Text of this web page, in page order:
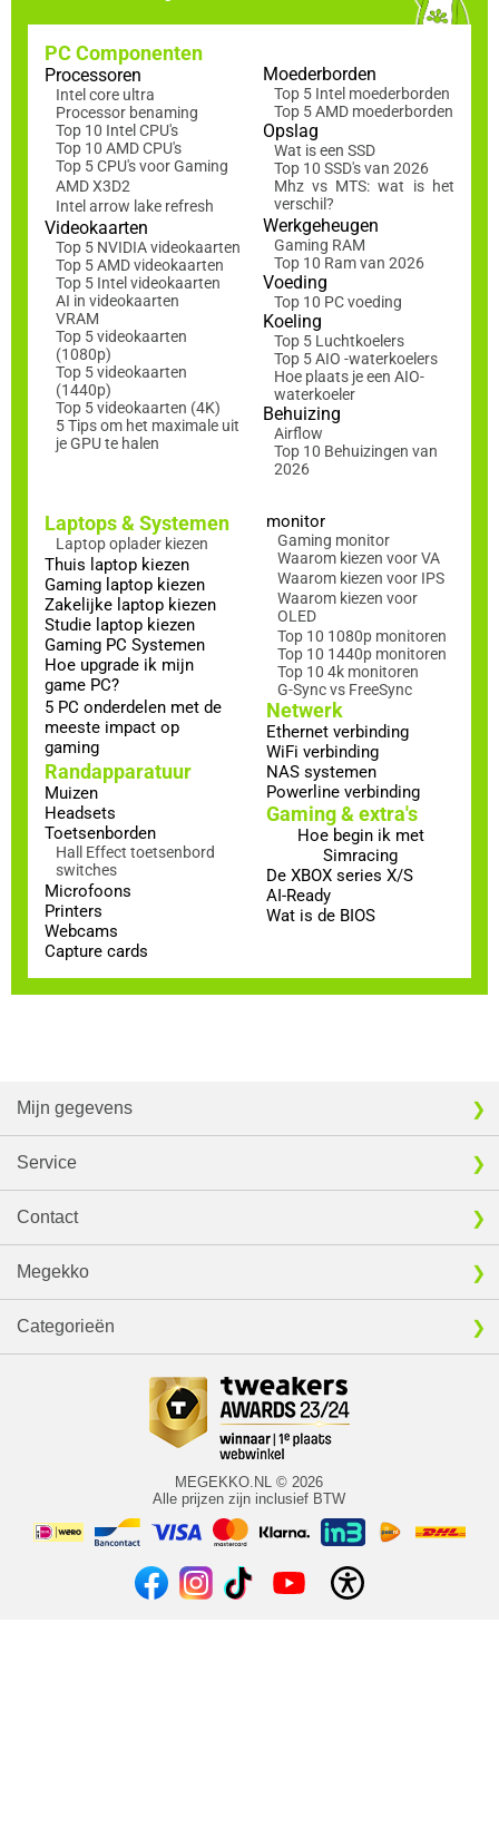
PC Componenten
Processoren
Intel core ultra
Processor benaming
Top 10 Intel CPU's
Top 10 AMD CPU's
Top 5 CPU's voor Gaming
AMD X3D2
Intel arrow lake refresh
Videokaarten
Top 5 NVIDIA videokaarten
Top 5 AMD videokaarten
Top 5 Intel videokaarten
AI in videokaarten
VRAM
Top 5 videokaarten
(1080p)
Top 5 videokaarten
(1440p)
Top 5 videokaarten (4K)
5 Tips om het maximale uit
je GPU te halen
Moederborden
Top 5 Intel moederborden
Top 5 AMD moederborden
Opslag
Wat is een SSD
Top 10 SSD's van 2026
Mhz vs MTS: wat is het
verschil?
Werkgeheugen
Gaming RAM
Top 10 Ram van 2026
Voeding
Top 10 PC voeding
Koeling
Top 5 Luchtkoelers
Top 5 AIO -waterkoelers
Hoe plaats je een AIO-
waterkoeler
Behuizing
Airflow
Top 10 Behuizingen van
2026
Laptops & Systemen
Laptop oplader kiezen
Thuis laptop kiezen
Gaming laptop kiezen
Zakelijke laptop kiezen
Studie laptop kiezen
Gaming PC Systemen
Hoe upgrade ik mijn
game PC?
5 PC onderdelen met de
meeste impact op
gaming
Randapparatuur
Muizen
Headsets
Toetsenborden
Hall Effect toetsenbord
switches
Microfoons
Printers
Webcams
Capture cards
monitor
Gaming monitor
Waarom kiezen voor VA
Waarom kiezen voor IPS
Waarom kiezen voor
OLED
Top 10 1080p monitoren
Top 10 1440p monitoren
Top 10 4k monitoren
G-Sync vs FreeSync
Netwerk
Ethernet verbinding
WiFi verbinding
NAS systemen
Powerline verbinding
Gaming & extra's
Hoe begin ik met
Simracing
De XBOX series X/S
AI-Ready
Wat is de BIOS
Mijn gegevens
Service
Contact
Megekko
Categorieën
MEGEKKO.NL © 2026
Alle prijzen zijn inclusief BTW